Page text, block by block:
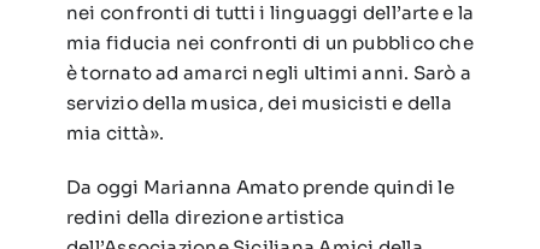
nei confronti di tutti i linguaggi dell’arte e la
mia fiducia nei confronti di un pubblico che
è tornato ad amarci negli ultimi anni. Sarò a
servizio della musica, dei musicisti e della
mia città».
Da oggi Marianna Amato prende quindi le
redini della direzione artistica